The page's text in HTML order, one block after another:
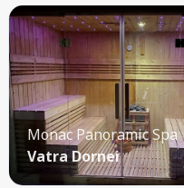
Monac Panoramic Spa
Vatra Dornei